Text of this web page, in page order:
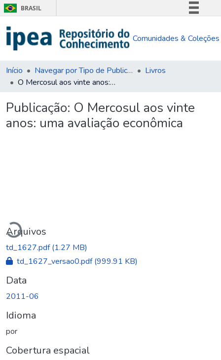
BRASIL
Comunica BR
Acesso à informação
Comunidades & Coleções
Início Navegar por Tipo de Publicação
Livros
O Mercosul aos vinte anos: uma avaliação econômica
Publicação: O Mercosul aos vinte
anos: uma avaliação econômica
Carregando...
Arquivos
td_1627.pdf(1.27 MB)
td_1627_versao0.pdf(999.91 KB)
Data
2011-06
Idioma
por
Cobertura espacial